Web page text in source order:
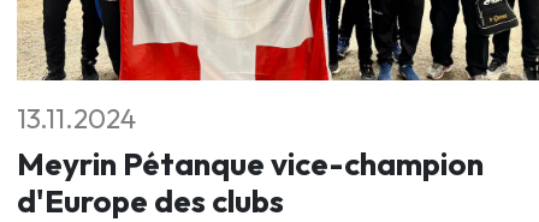
13.11.2024
Meyrin Pétanque vice-champion
d'Europe des clubs